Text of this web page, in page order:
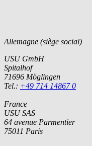
Allemagne (siège social)
USU GmbH
Spitalhof
71696 Möglingen
Tel.: +49 714 14867 0
France
USU SAS
64 avenue Parmentier
75011 Paris